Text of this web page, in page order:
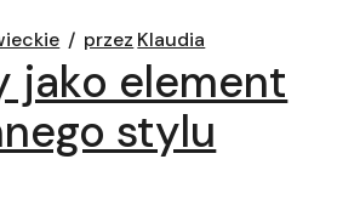
przez Klaudia
jako element
stylu